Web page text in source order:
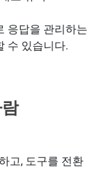
응답을 관리하는
수 있습니다.
고, 도구를 전환